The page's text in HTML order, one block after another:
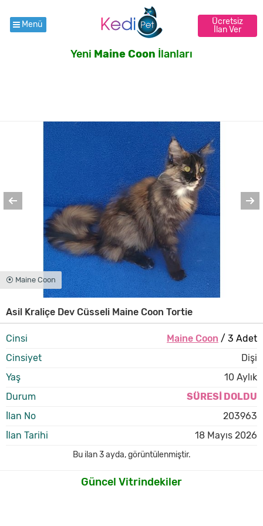
Menü
Ücretsiz
İlan Ver
Yeni Maine Coon İlanları
⦿ Maine Coon
Asil Kraliçe Dev Cüsseli Maine Coon Tortie
Cinsi Maine Coon / 3 Adet
Cinsiyet
Dişi
Yaş
10 Aylık
Durum
SÜRESİ DOLDU
İlan No
203963
İlan Tarihi
18 Mayıs 2026
Bu ilan3 ayda,görüntülenmiştir.
Güncel Vitrindekiler